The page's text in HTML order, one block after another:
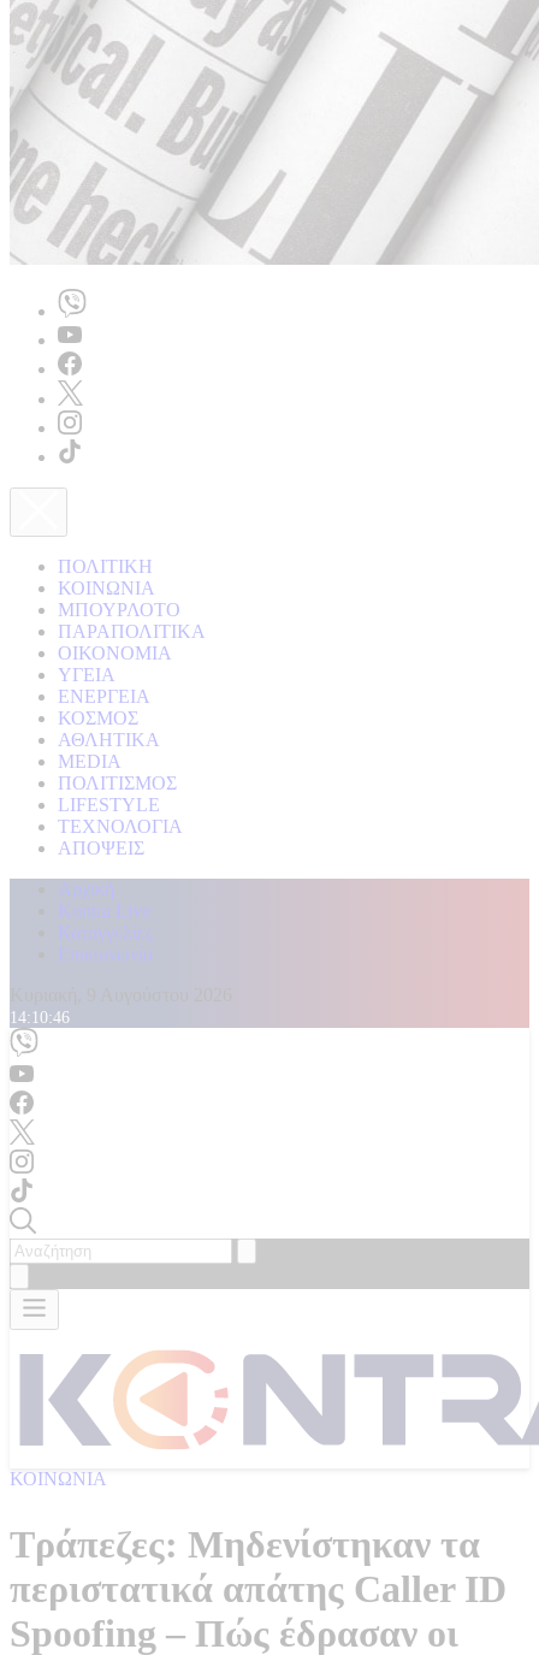
ΠΟΛΙΤΙΚΗ
ΚΟΙΝΩΝΙΑ
ΜΠΟΥΡΛΟΤΟ
ΠΑΡΑΠΟΛΙΤΙΚΑ
ΟΙΚΟΝΟΜΙΑ
ΥΓΕΙΑ
ΕΝΕΡΓΕΙΑ
ΚΟΣΜΟΣ
ΑΘΛΗΤΙΚΑ
MEDIA
ΠΟΛΙΤΙΣΜΟΣ
LIFESTYLE
ΤΕΧΝΟΛΟΓΙΑ
ΑΠΟΨΕΙΣ
Αρχική
Kontra Live
Καταγγελίες
Επικοινωνία
14:10:48
ΚΟΙΝΩΝΙΑ
Τράπεζες: Μηδενίστηκαν τα
περιστατικά απάτης Caller ID
Spoofing – Πώς έδρασαν οι